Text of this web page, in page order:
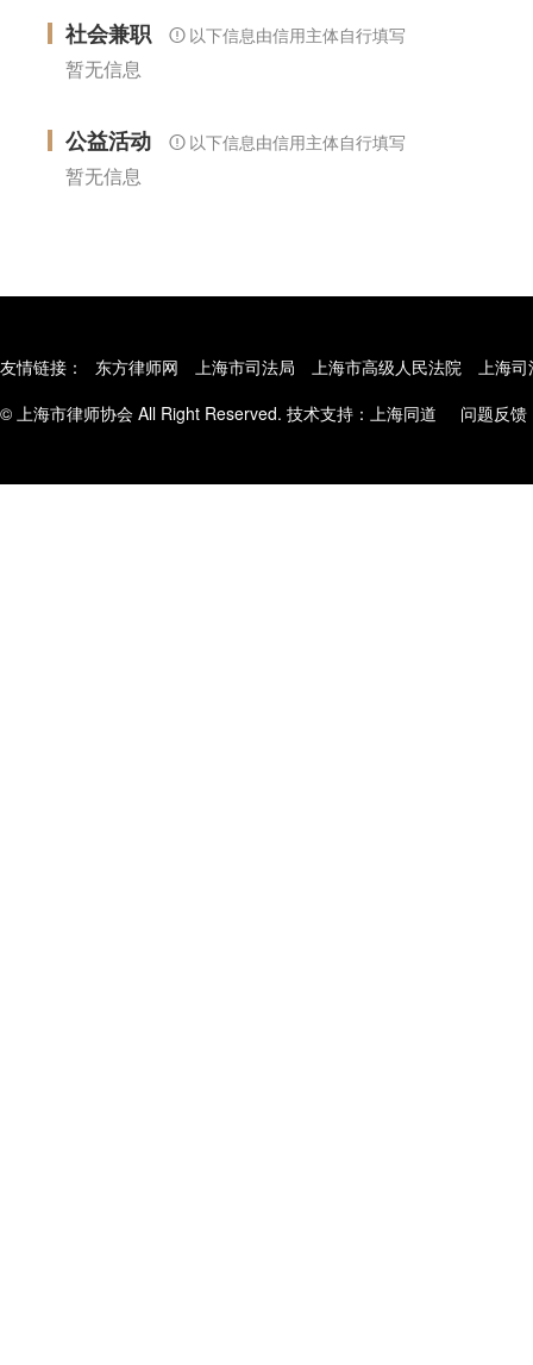
社会兼职 以下信息由信用主体自行填写
暂无信息
公益活动 以下信息由信用主体自行填写
暂无信息
友情链接： 东方律师网 上海市司法局 上海市高级人民法院
上海
© 上海市律师协会 All Right Reserved. 技术支持： 上海同道 问题反馈